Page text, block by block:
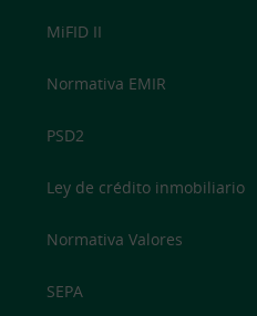
MiFID II
Normativa EMIR
PSD2
Ley de crédito inmobiliario
Normativa Valores
SEPA